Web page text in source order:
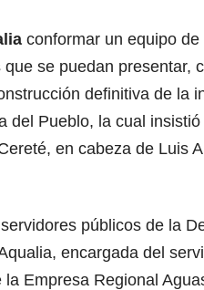
conformar un equipo de
se puedan presentar,
definitiva de la
del Pueblo, la cual
en cabeza de Luis
públicos de la
encargada del
Empresa Regional